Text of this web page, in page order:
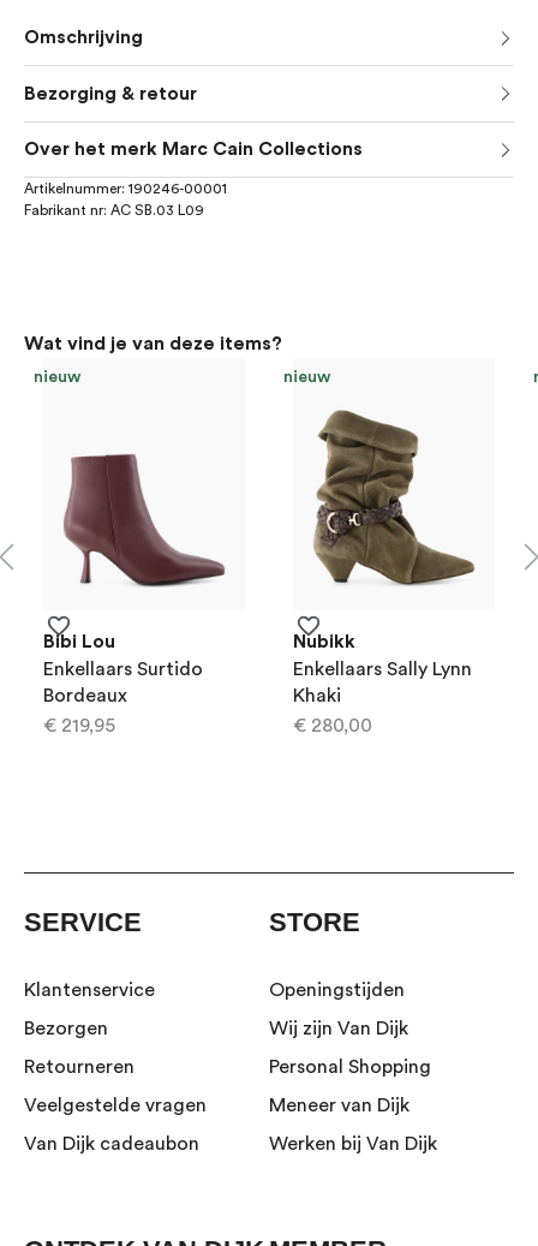
Omschrijving
Bezorging & retour
Over het merk Marc Cain Collections
Artikelnummer: 190246-00001
Fabrikant nr: AC SB.03 L09
Productgalerij overslaan
Wat vind je van deze items?
nieuw
Bibi Lou
Enkellaars Surtido
Bordeaux
€ 219,95
nieuw
Nubikk
Enkellaars Sally Lynn
Khaki
€ 280,00
SERVICE
Klantenservice
Bezorgen
Retourneren
Veelgestelde vragen
Van Dijk cadeaubon
STORE
Openingstijden
Wij zijn Van Dijk
Personal Shopping
Meneer van Dijk
Werken bij Van Dijk